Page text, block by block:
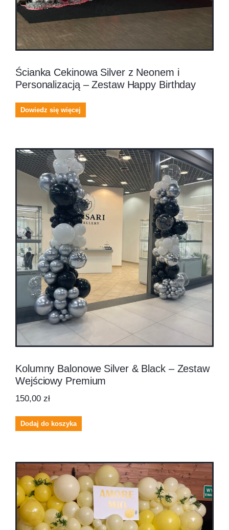
Ścianka Cekinowa Silver z Neonem i
Personalizacją – Zestaw Happy Birthday
Dowiedz się więcej
Kolumny Balonowe Silver & Black – Zestaw
Wejściowy Premium
150,00 zł
Dodaj do koszyka